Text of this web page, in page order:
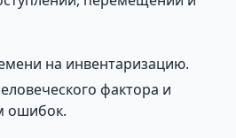
на инвентаризацию.
фактора и
ошибок.